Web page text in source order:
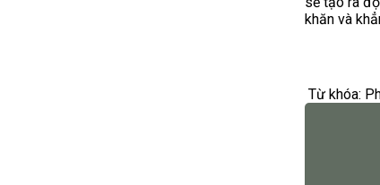
khăn và
Từ khóa: